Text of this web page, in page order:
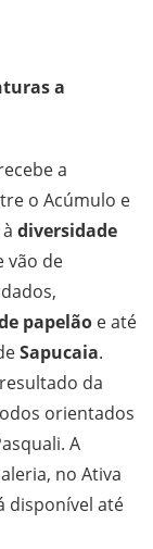
a
a
o Acúmulo e
diversidade
vão de
papelão e até
Sapucaia.
da
orientados
A
no Ativa
disponível até